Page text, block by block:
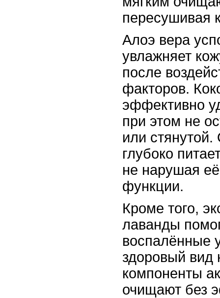
пересушивая
Алоэ вера
увлажняет
после
факторов.
эффективно
при этом не
или
глубоко
не нарушая
функции.
Кроме того,
лаванды
воспалённые
здоровый вид
компоненты
очищают без